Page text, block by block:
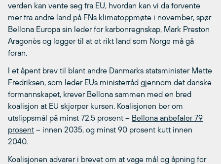
verden kan vente seg fra EU, hvordan kan vi da forvente
mer fra andre land på FNs klimatoppmøte i november, spør
Bellona Europa sin leder for karbonregnskap, Mark Preston
Aragonès og legger til at et rikt land som Norge må gå
foran.
I et åpent brev til blant andre Danmarks statsminister Mette
Fredriksen, som leder EUs ministerråd gjennom det danske
formannskapet, krever Bellona sammen med en bred
koalisjon at EU skjerper kursen. Koalisjonen ber om
utslippsmål på minst 72,5 prosent – Bellona anbefaler 79
prosent – innen 2035, og minst 90 prosent kutt innen
2040.
Koalisjonen advarer i brevet om at vage mål og åpning for